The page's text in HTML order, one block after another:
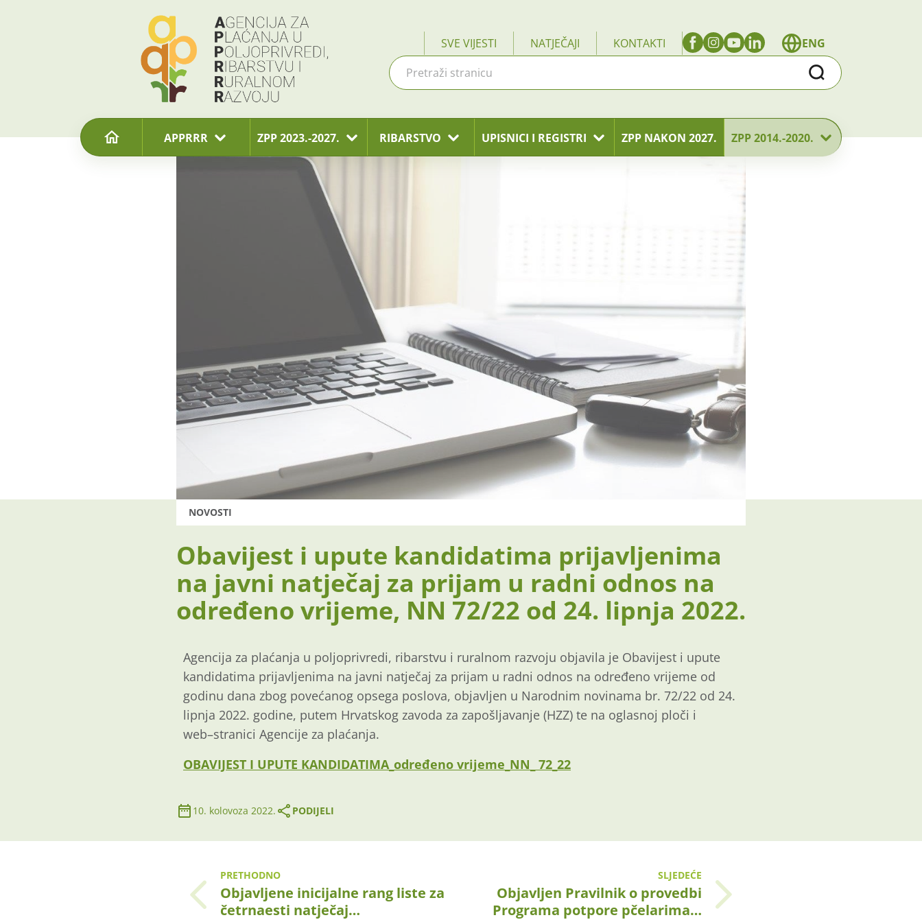
SVE VIJESTI NATJEČAJI KONTAKTI
ENG
Traži
APPRRR ZPP 2023.-2027. RIBARSTVO UPISNICI I REGISTRI ZPP NAKON 2027. ZPP 2014.-2020.
NOVOSTI
Obavijest i upute kandidatima prijavljenima
na javni natječaj za prijam u radni odnos na
određeno vrijeme, NN 72/22 od 24. lipnja 2022.
Agencija za plaćanja u poljoprivredi, ribarstvu i ruralnom razvoju objavila je Obavijest i upute
kandidatima prijavljenima na javni natječaj za prijam u radni odnos na određeno vrijeme od
godinu dana zbog povećanog opsega poslova, objavljen u Narodnim novinama br. 72/22 od 24.
lipnja 2022. godine, putem Hrvatskog zavoda za zapošljavanje (HZZ) te na oglasnoj ploči i
web–stranici Agencije za plaćanja.
OBAVIJEST I UPUTE KANDIDATIMA_određeno vrijeme_NN_ 72_22
10. kolovoza 2022. PODIJELI
PRETHODNO
Objavljene inicijalne rang liste za
četrnaesti natječaj…
SLJEDEĆE
Objavljen Pravilnik o provedbi
Programa potpore pčelarima…